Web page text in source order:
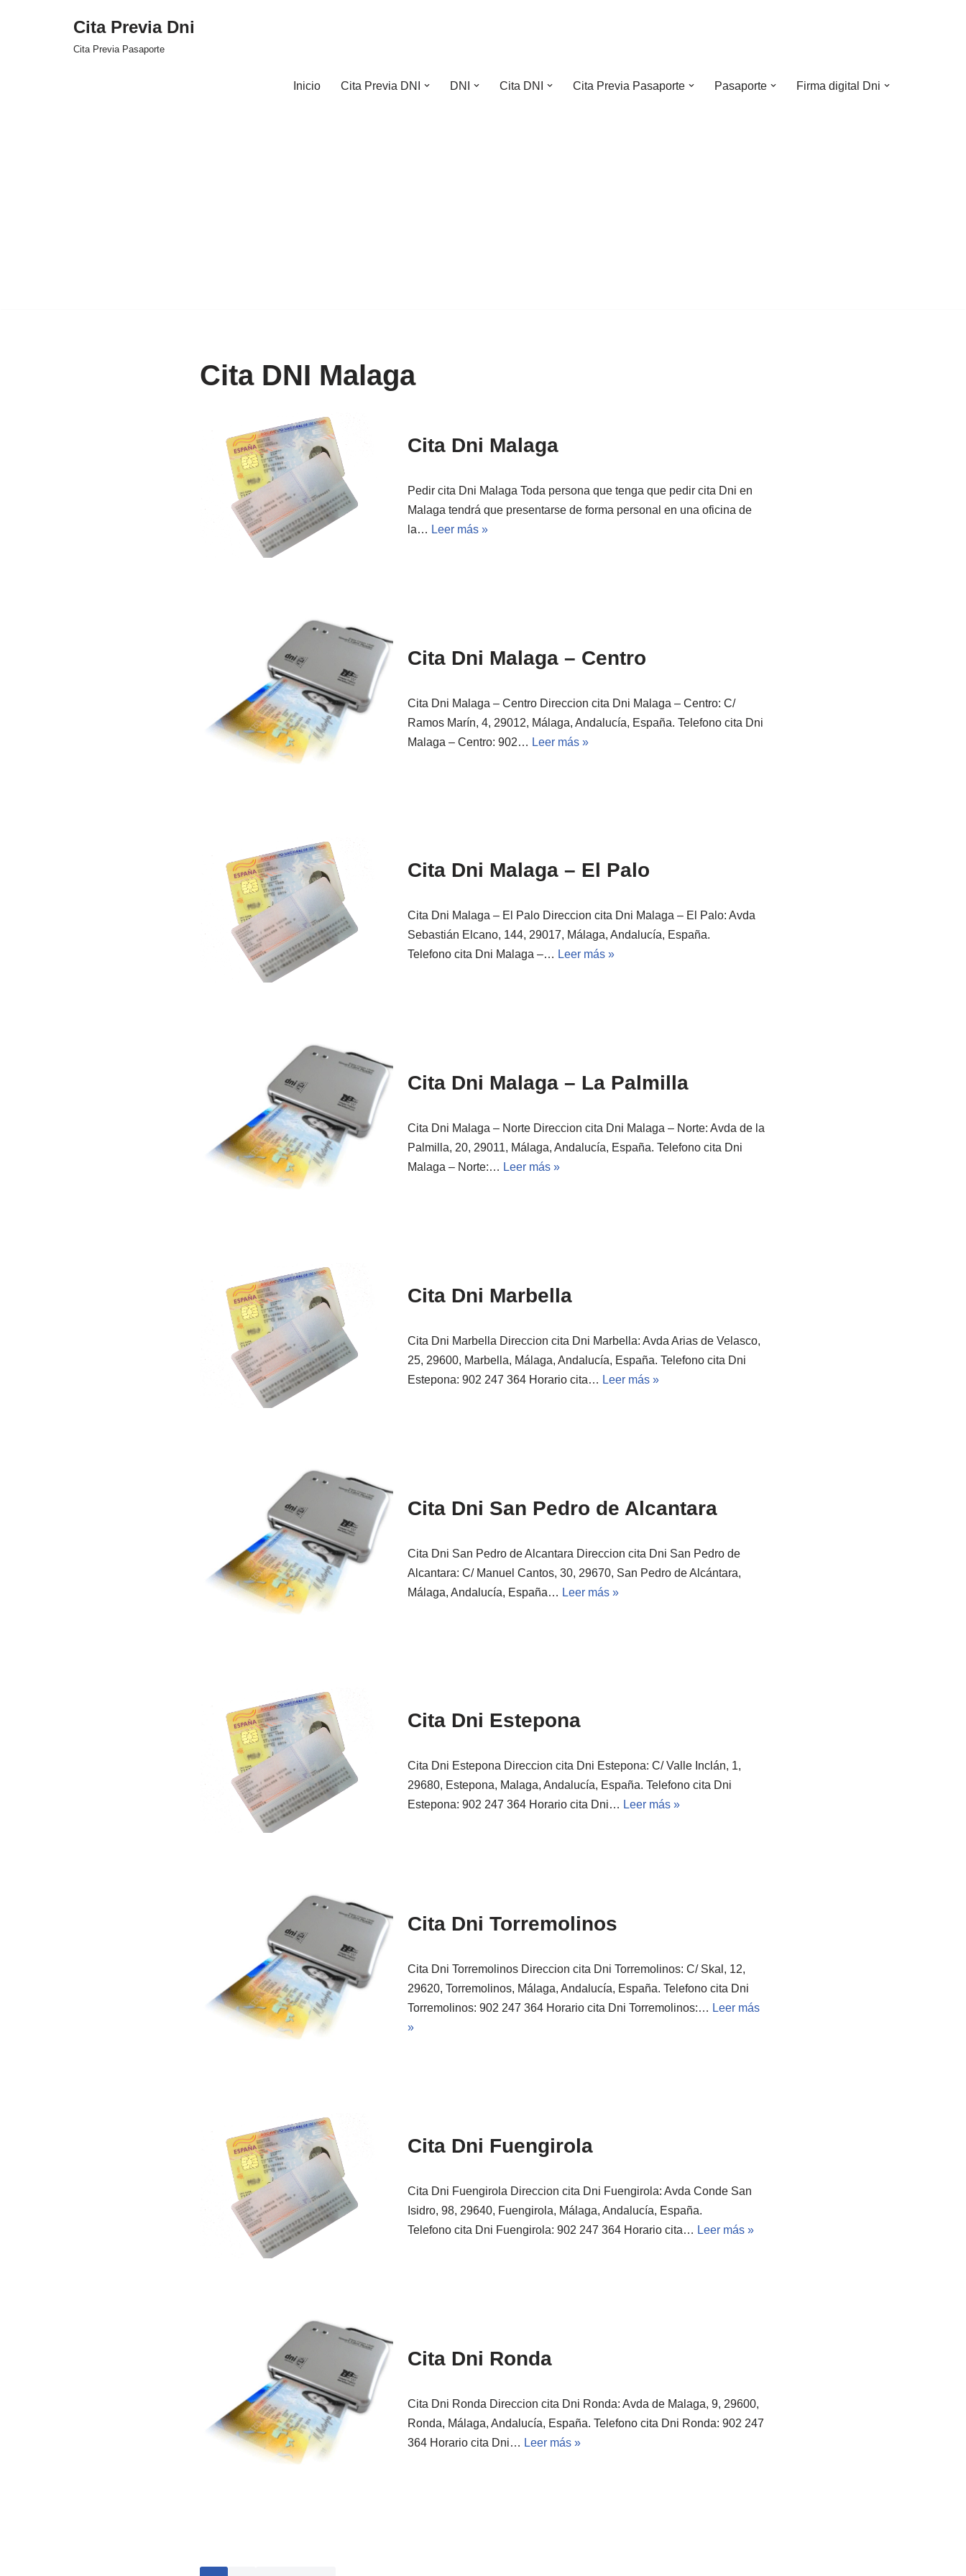
Cita Previa Dni
Cita Previa Pasaporte
Inicio Cita Previa DNI DNI Cita DNI Cita Previa Pasaporte Pasaporte Firma digital Dni
Cita DNI Malaga
Cita Dni Malaga
Pedir cita Dni Malaga Toda persona que tenga que pedir cita Dni en
Malaga tendrá que presentarse de forma personal en una oficina de
la… Leer más »
Cita Dni Malaga – Centro
Cita Dni Malaga – Centro Direccion cita Dni Malaga – Centro: C/
Ramos Marín, 4, 29012, Málaga, Andalucía, España. Telefono cita Dni
Malaga – Centro: 902… Leer más »
Cita Dni Malaga – El Palo
Cita Dni Malaga – El Palo Direccion cita Dni Malaga – El Palo: Avda
Sebastián Elcano, 144, 29017, Málaga, Andalucía, España.
Telefono cita Dni Malaga –… Leer más »
Cita Dni Malaga – La Palmilla
Cita Dni Malaga – Norte Direccion cita Dni Malaga – Norte: Avda de la
Palmilla, 20, 29011, Málaga, Andalucía, España. Telefono cita Dni
Malaga – Norte:… Leer más »
Cita Dni Marbella
Cita Dni Marbella Direccion cita Dni Marbella: Avda Arias de Velasco,
25, 29600, Marbella, Málaga, Andalucía, España. Telefono cita Dni
Estepona: 902 247 364 Horario cita… Leer más »
Cita Dni San Pedro de Alcantara
Cita Dni San Pedro de Alcantara Direccion cita Dni San Pedro de
Alcantara: C/ Manuel Cantos, 30, 29670, San Pedro de Alcántara,
Málaga, Andalucía, España… Leer más »
Cita Dni Estepona
Cita Dni Estepona Direccion cita Dni Estepona: C/ Valle Inclán, 1,
29680, Estepona, Malaga, Andalucía, España. Telefono cita Dni
Estepona: 902 247 364 Horario cita Dni… Leer más »
Cita Dni Torremolinos
Cita Dni Torremolinos Direccion cita Dni Torremolinos: C/ Skal, 12,
29620, Torremolinos, Málaga, Andalucía, España. Telefono cita Dni
Torremolinos: 902 247 364 Horario cita Dni Torremolinos:… Leer más
»
Cita Dni Fuengirola
Cita Dni Fuengirola Direccion cita Dni Fuengirola: Avda Conde San
Isidro, 98, 29640, Fuengirola, Málaga, Andalucía, España.
Telefono cita Dni Fuengirola: 902 247 364 Horario cita… Leer más »
Cita Dni Ronda
Cita Dni Ronda Direccion cita Dni Ronda: Avda de Malaga, 9, 29600,
Ronda, Málaga, Andalucía, España. Telefono cita Dni Ronda: 902 247
364 Horario cita Dni… Leer más »